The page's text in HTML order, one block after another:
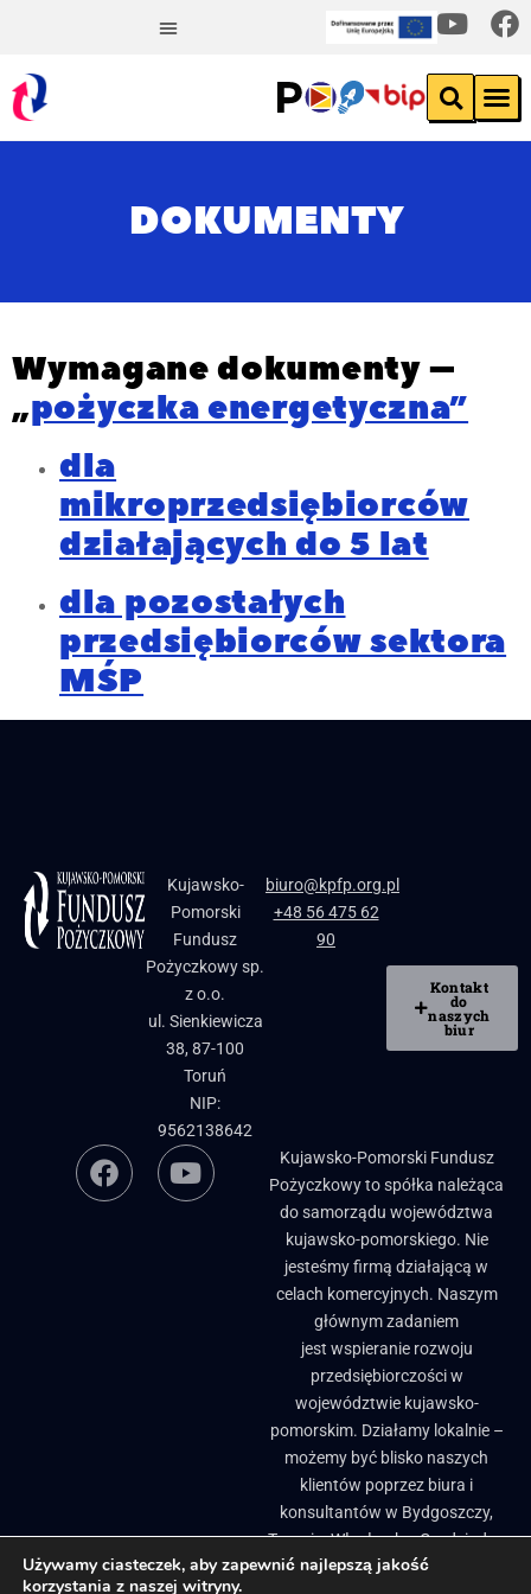
DOKUMENTY
Wymagane dokumenty –
„pożyczka energetyczna”
dla
mikroprzedsiębiorców
działających do 5 lat
dla pozostałych
przedsiębiorców sektora
MŚP
Kujawsko-
Pomorski
Fundusz
Pożyczkowy sp.
z o.o.
ul. Sienkiewicza
38, 87-100
Toruń
NIP:
9562138642
biuro@kpfp.org.pl
+48 56 475 62
90
Kontakt
do
naszych
biur
Kujawsko-Pomorski Fundusz
Pożyczkowy to spółka należąca
do samorządu województwa
kujawsko-pomorskiego. Nie
jesteśmy firmą działającą w
celach komercyjnych. Naszym
głównym zadaniem
jest wspieranie rozwoju
przedsiębiorczości w
województwie kujawsko-
pomorskim. Działamy lokalnie –
możemy być blisko naszych
klientów poprzez biura i
konsultantów w Bydgoszczy,
Toruniu, Włocławku, Grudziądzu
i Brodnicy. ​
Używamy ciasteczek, aby zapewnić najlepszą jakość
korzystania z naszej witryny.